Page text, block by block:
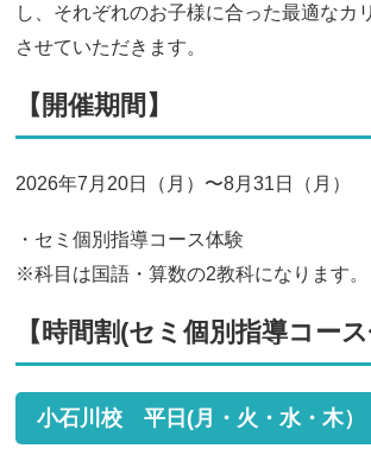
し、それぞれのお子様に合った最適なカ
させていただきます。
【開催期間】
2026年7月20日（月）〜8月31日（月）
・セミ個別指導コース体験
※科目は国語・算数の2教科になります。
【時間割(セミ個別指導コース
小石川校 平日(月・火・水・木）